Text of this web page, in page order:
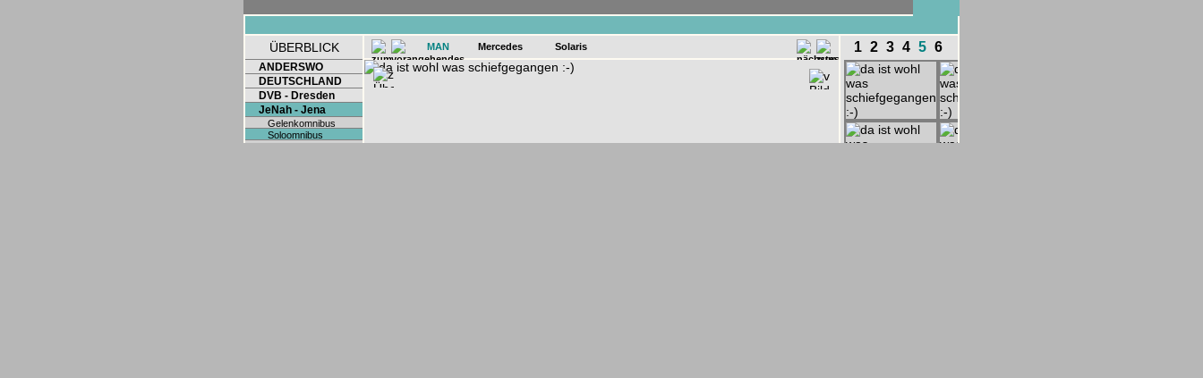
ÜBERBLICK
ANDERSWO
DEUTSCHLAND
DVB - Dresden
JeNah - Jena
Gelenkomnibus
Soloomnibus
Sonderwagen
MAN Mercedes Solaris 1 2 3 4 5 6